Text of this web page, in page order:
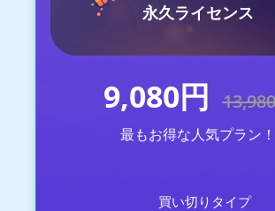
永久ライセンス
9,080円
最もお得な人気プラン！
買い切りタイプ